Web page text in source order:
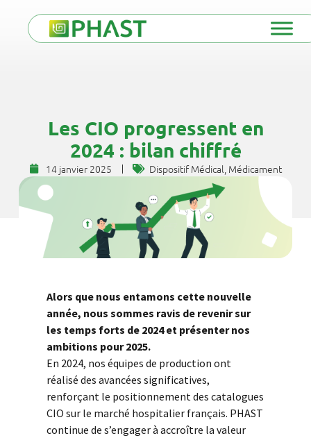
Les CIO progressent en
2024 : bilan chiffré
14 janvier 2025 Dispositif Médical Médicament
Alors que nous entamons cette nouvelle
année, nous sommes ravis de revenir sur
les temps forts de 2024 et présenter nos
ambitions pour 2025.
En 2024, nos équipes de production ont
réalisé des avancées significatives,
renforçant le positionnement des catalogues
CIO sur le marché hospitalier français. PHAST
continue de s’engager à accroître la valeur